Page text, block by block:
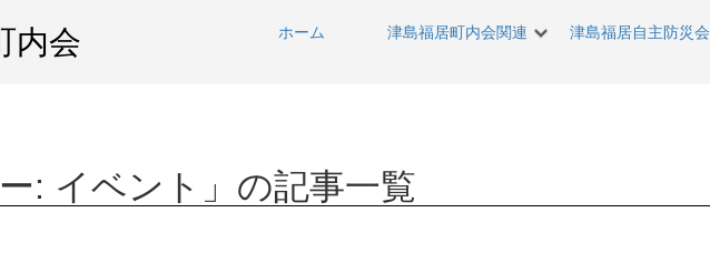
内会 ホーム 津島福居町内会関連 津島福居自主防災会
: イベント 」の記事一覧